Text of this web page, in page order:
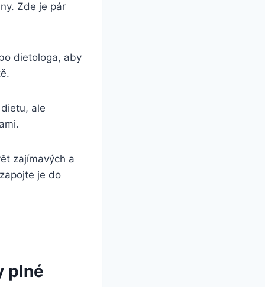
Zde je pár
dietologa, aby
ale
zajímavých a
je do
plné